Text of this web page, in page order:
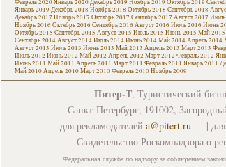
Февраль 2020Январь 2020Декабрь 2019 Ноябрь 2019 Октябрь 2019
Январь 2019 Декабрь 2018 Ноябрь 2018 Октябрь 2018 Сентябрь 2018
Декабрь 2017 Ноябрь 2017 Октябрь 2017 Сентябрь 2017 Август 2017 Июль
Ноябрь 2016 Октябрь 2016 Сентябрь 2016 Август 2016 Июль 2016 Июнь
Октябрь 2015 Сентябрь 2015 Август 2015 Июль 2015 Июнь 2015 Май 2015
Сентябрь 2014Август 2014Июль 2014Июнь 2014Май 2014Апрель 2014
Август 2013 Июль 2013 Июнь 2013 Май 2013 Апрель 2013 Март 2013
Июль 2012 Июнь 2012 Май 2012 Апрель 2012 Март 2012 Февраль 2012
Июнь 2011 Май 2011 Апрель 2011 Март 2011 Февраль 2011 Январь 2011
Май 2010Апрель 2010Март 2010Февраль 2010Ноябрь 2009
Питер-Т, Туристический
Санкт-Петербург, 191002,
для рекламодателей a@pitert.ru| для
Свидетельство Роскомнадзора о
Федеральная служба по надзору за соблюдением